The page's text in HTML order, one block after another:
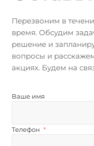
Перезвоним в
время. Обсудим
решение и
вопросы и
акциях. Будем на
Ваше имя
Телефон *